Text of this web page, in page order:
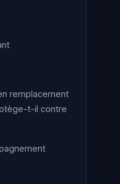
remplacement
t-il contre